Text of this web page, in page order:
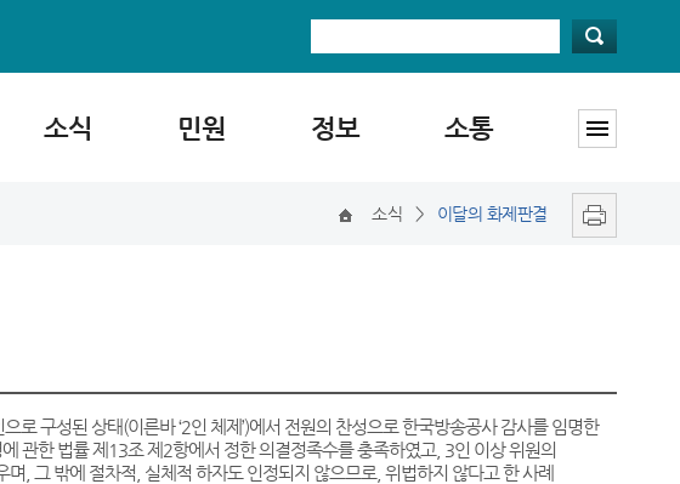
소식 민원 정보 소통
소식 > 이달의 화제판결
로 구성된 상태(이른바 ‘2인 체제’)에서 전원의 찬성으로 한국방송공사 감사를 임명한
관한 법률 제13조 제2항에서 정한 의결정족수를 충족하였고, 3인 이상 위원의
, 그 밖에 절차적, 실체적 하자도 인정되지 않으므로, 위법하지 않다고 한 사례